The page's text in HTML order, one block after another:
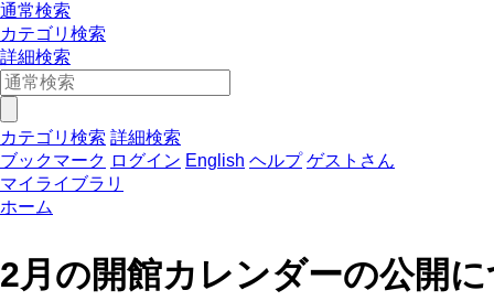
通常検索
カテゴリ検索
詳細検索
カテゴリ検索 詳細検索
ブックマーク ログイン English ヘルプ ゲストさん
マイライブラリ
ホーム
2月の開館カレンダーの公開